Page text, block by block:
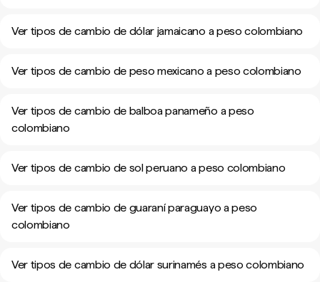
Ver tipos de cambio de dólar jamaicano a peso colombiano
Ver tipos de cambio de peso mexicano a peso colombiano
Ver tipos de cambio de balboa panameño a peso
colombiano
Ver tipos de cambio de sol peruano a peso colombiano
Ver tipos de cambio de guaraní paraguayo a peso
colombiano
Ver tipos de cambio de dólar surinamés a peso colombiano